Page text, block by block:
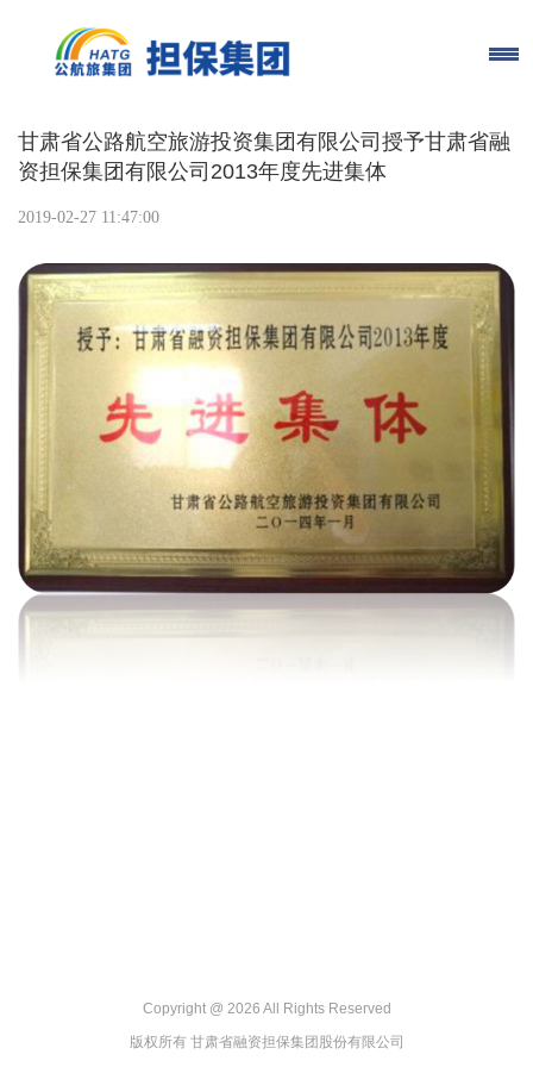
甘肃省公路航空旅游投资集团有限公司授予甘肃省融
资担保集团有限公司2013年度先进集体
2019-02-27 11:47:00
Copyright @ 2026 All Rights Reserved
版权所有 甘肃省融资担保集团股份有限公司